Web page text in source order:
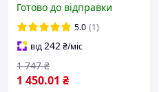
Neitron - Знак Якості
Готово до відправки
5.0 (1)
від242₴/міс
1 450.01 ₴
1 747 ₴